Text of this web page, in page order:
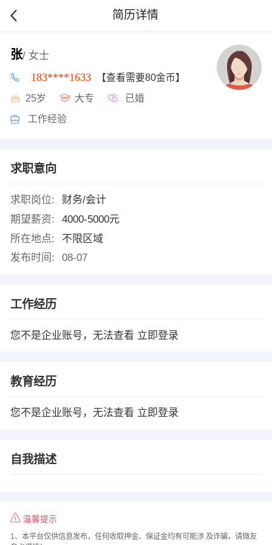
简历详情
张/ 女士
183****1633 【查看需要80金币】
25岁 大专 已婚
工作经验
求职意向
求职岗位:
财务/会计
期望薪资:
4000-5000元
所在地点:
不限区域
发布时间:
08-07
工作经历
您不是企业账号，无法查看 立即登录
教育经历
您不是企业账号，无法查看 立即登录
自我描述
温馨提示
1、本平台仅供信息发布，任何收取押金、保证金均有可能涉 及诈骗，请微友